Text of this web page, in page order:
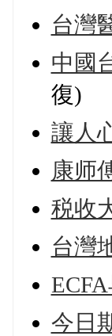
台灣
中國
復)
讓人
康师
税收
台灣
今日